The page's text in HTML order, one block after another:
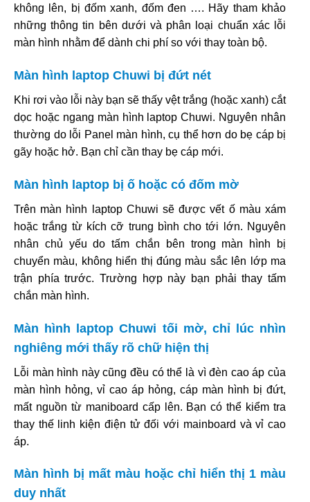
không lên, bị đốm xanh, đốm đen …. Hãy tham khảo
những thông tin bên dưới và phân loại chuẩn xác lỗi
màn hình nhằm để dành chi phí so với thay toàn bộ.
Màn hình laptop Chuwi bị đứt nét
Khi rơi vào lỗi này bạn sẽ thấy vệt trắng (hoặc xanh) cắt
dọc hoặc ngang màn hình laptop Chuwi. Nguyên nhân
thường do lỗi Panel màn hình, cụ thể hơn do bẹ cáp bị
gãy hoặc hở. Bạn chỉ cần thay bẹ cáp mới.
Màn hình laptop bị ố hoặc có đốm mờ
Trên màn hình laptop Chuwi sẽ được vết ố màu xám
hoặc trắng từ kích cỡ trung bình cho tới lớn. Nguyên
nhân chủ yếu do tấm chắn bên trong màn hình bị
chuyển màu, không hiển thị đúng màu sắc lên lớp ma
trận phía trước. Trường hợp này bạn phải thay tấm
chắn màn hình.
Màn hình laptop Chuwi tối mờ, chỉ lúc nhìn
nghiêng mới thấy rõ chữ hiện thị
Lỗi màn hình này cũng đều có thể là vì đèn cao áp của
màn hình hỏng, vỉ cao áp hỏng, cáp màn hình bị đứt,
mất nguồn từ maniboard cấp lên. Bạn có thể kiểm tra
thay thế linh kiện điện tử đối với mainboard và vỉ cao
áp.
Màn hình bị mất màu hoặc chỉ hiển thị 1 màu
duy nhất